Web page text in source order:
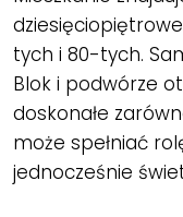
tych i 80-tych.
Blok i podwórze
doskonałe
może spełniać
jednocześnie